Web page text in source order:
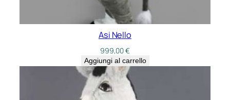
Asi Nello
999,00€
Aggiungi al carrello